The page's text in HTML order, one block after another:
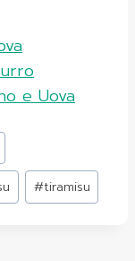
e Uova
#tiramisu